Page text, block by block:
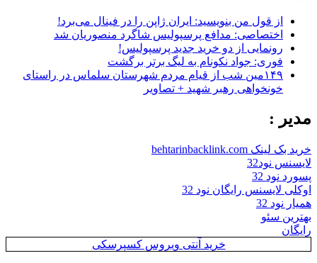
از قول من بنویسید: ایران ژاپن را در فینال می‌برد!
اختصاصی: مدافع پرسپولیس شاگرد منصوریان شد
رونمایی از دو خرید جدید پرسپولیس!
فوری: جواد نکونام به لیگ برتر برگشت
۱۴۹مین شب از قیام مردم شهرستان سلماس در راستای
خونخواهی رهبر شهید + تصاویر
مدیر :
خرید بک لینک behtarinbacklink.com
لایسنس نود32
پسورد نود 32
اوکلی لایسنس رایگان نود 32
همیار نود 32
بهترین سئو
رایگان
خرید آنتی ویروس کسپرسکی